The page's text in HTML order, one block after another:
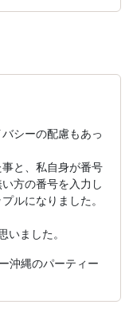
シーの配慮もあっ
と、私自身が番号
方の番号を入力し
ルになりました。
いました。
沖縄のパーティー